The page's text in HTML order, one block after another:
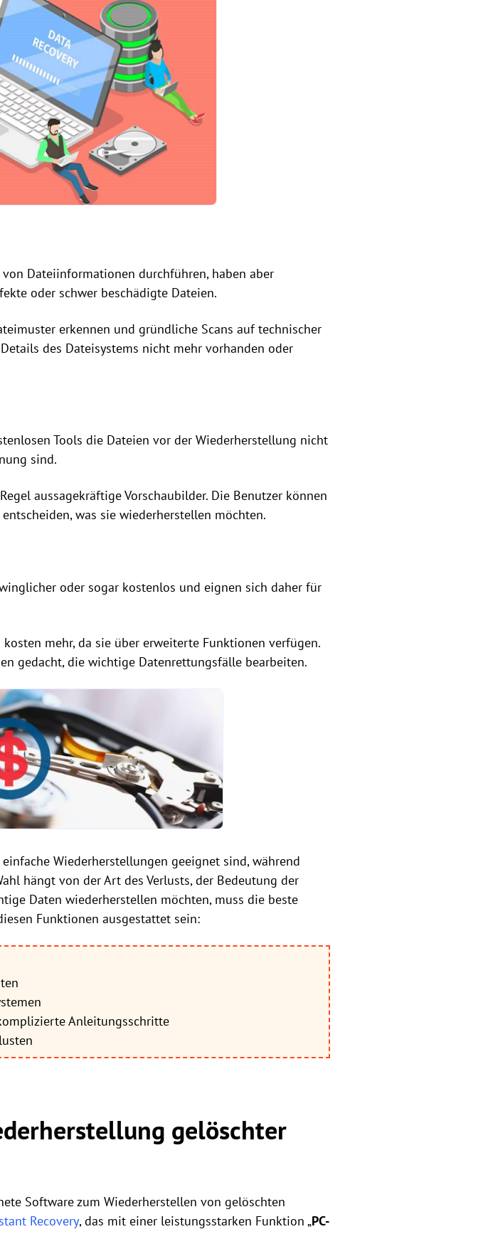
Dateiinformationen durchführen, haben aber
oder schwer beschädigte Dateien.
erkennen und gründliche Scans auf technischer
des Dateisystems nicht mehr vorhanden oder
Tools die Dateien vor der Wiederherstellung nicht
sind.
aussagekräftige Vorschaubilder. Die Benutzer können
was sie wiederherstellen möchten.
oder sogar kostenlos und eignen sich daher für
mehr, da sie über erweiterte Funktionen verfügen.
gedacht, die wichtige Datenrettungsfälle bearbeiten.
Wiederherstellungen geeignet sind, während
hängt von der Art des Verlusts, der Bedeutung der
Daten wiederherstellen möchten, muss die beste
Funktionen ausgestattet sein:
Anleitungsschritte
gelöschter
Software zum Wiederherstellen von gelöschten
Recovery, das mit einer leistungsstarken Funktion „PC-